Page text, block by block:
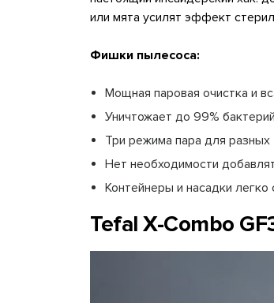
или мята усилят эффект
Фишки пылесоса:
Мощная паровая очистка и
Уничтожает до 99%
Три режима пара для разных
Нет необходимости
Контейнеры и насадки
Tefal X-Combo